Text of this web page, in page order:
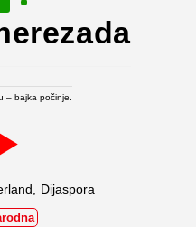
– bajka počinje.
Dijaspora